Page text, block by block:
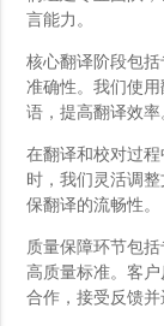
言能力。
核心翻译阶段包
准确性。我们使
语，提高翻译效率
在翻译和校对过
时，我们灵活调
保翻译的流畅性。
质量保障环节包
高质量标准。客
合作，接受反馈并